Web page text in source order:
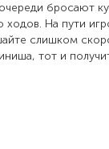
бросают
На пути
слишком
тот и